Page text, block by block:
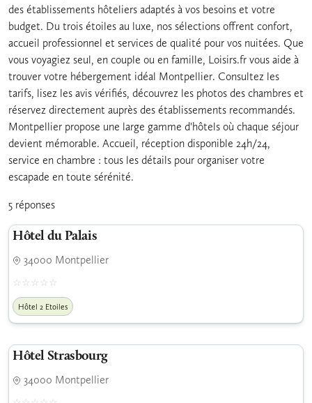
des établissements hôteliers adaptés à vos besoins et votre
budget. Du trois étoiles au luxe, nos sélections offrent confort,
accueil professionnel et services de qualité pour vos nuitées. Que
vous voyagiez seul, en couple ou en famille, Loisirs.fr vous aide à
trouver votre hébergement idéal Montpellier. Consultez les
tarifs, lisez les avis vérifiés, découvrez les photos des chambres et
réservez directement auprès des établissements recommandés.
Montpellier propose une large gamme d'hôtels où chaque séjour
devient mémorable. Accueil, réception disponible 24h/24,
service en chambre : tous les détails pour organiser votre
escapade en toute sérénité.
5 réponses
Hôtel du Palais
34000 Montpellier
Hôtel 2 Etoiles
Hôtel Strasbourg
34000 Montpellier